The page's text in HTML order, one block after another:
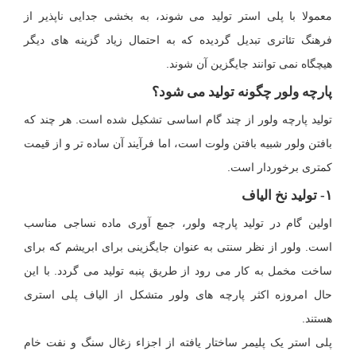
معمولا با پلی استر تولید می شوند، به بخشی جدایی ناپذیر از
فرهنگ تئاتری تبدیل گردیده که به احتمال زیاد گزینه های دیگر
هیچگاه نمی توانند جایگزین آن شوند.
پارچه ولور چگونه تولید می شود؟
تولید پارچه ولور از چند گام اساسی تشکیل شده است. هر چند که
بافتن ولور شبیه بافتن ولوت است، اما فرآیند آن ساده تر و از قیمت
کمتری برخوردار است.
۱- تولید نخ الیاف
اولین گام در تولید پارچه ولور، جمع آوری ماده نساجی مناسب
است. ولور از نظر سنتی به عنوان جایگزینی برای ابریشم که برای
ساخت مخمل به کار می رود از طریق پنبه تولید می گردد. با این
حال امروزه اکثر پارچه های ولور متشکل از الیاف پلی استری
هستند.
پلی استر یک پلیمر ساختار یافته از اجزاء زغال سنگ و نفت خام